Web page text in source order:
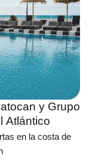
y Grupo
vistas al Atlántico
en la costa de